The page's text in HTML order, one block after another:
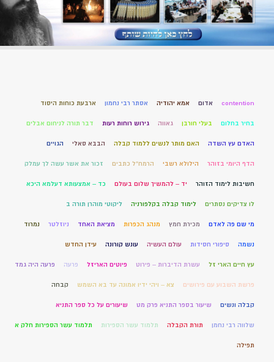
contention אדום אמא יהודיה אסתר רבי נחמון ארבעת כוחות היסוד
בחיר בחלום בעלי חורבן גאווה גירוש רוחות רעות דבר תורה לניחום אבלים
האדם עץ השדה האם מותר לנשים ללמוד קבלה הבבא סאלי הגויים
הדף היומי בזוהר הילולא רשבי הרמח"ל כתבים זכור את אשר עשה לך עמלק
חשיבות לימוד הזוהר יד – להמשיך שלום בעולם כד – אמצעותא דעלמא היכא
לו צדיקים נסתרים לימוד קבלה בקלפורניה ליקוטי מוהרן תורה ב
מי שם פה לאדם מכירת חמץ מנהג הכפרות מציאת האחד ניוזלטר נמרוד
נשמה סיפורי חסידות עולם העשיה עונש קורונה עידן החדש
עץ חיים הארי זל עשרת הדיברות – פירוט פיוטים האריזל פרעה פרעה היה גמד
פרשת השבוע עם פירושים צא – ויהי ידיו אמונה עד בא השמש קבחה
קבלה ונשים שיעור בספר התניא פרק מט שיעורים על כל ספר התניא
שלווה רבי נחמן תורת הקבלה תלמוד עשר הספירות תלמוד עשר הספירות חלק א
תפילה